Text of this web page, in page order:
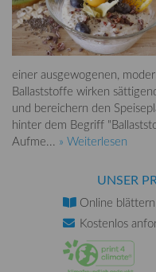
einer ausgewogenen,
Ballaststoffe wirken
und bereichern den
hinter dem Begriff
Aufme... » Weiterlesen
UNSER
Online blättern
Kostenlos